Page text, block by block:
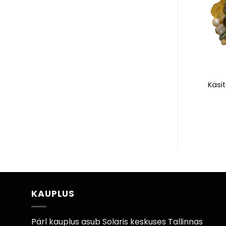
KAUPLUS
Pärl kauplus asub Solaris keskuses Tallinnas